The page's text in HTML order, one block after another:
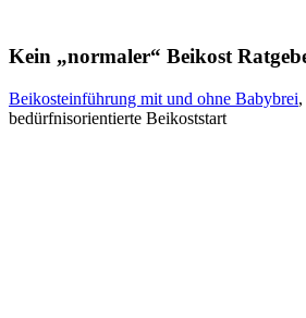
Kein „normaler“ Beikost
Beikosteinführung mit und ohne Babybrei
bedürfnisorientierte Beikoststart